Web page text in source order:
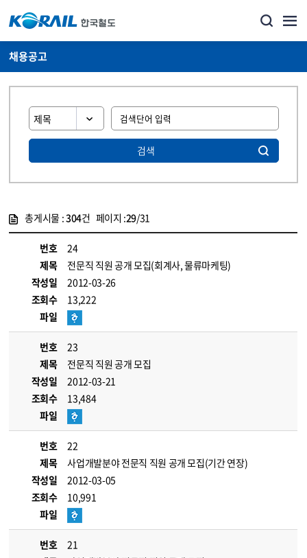
채용공고
검색
총게시물 :304건 페이지 :29/31
번호
24
제목
전문직 직원 공개 모집(회계사, 물류마케팅)
작성일
2012-03-26
조회수
13,222
파일
번호
23
제목
전문직 직원 공개 모집
작성일
2012-03-21
조회수
13,484
파일
번호
22
제목
사업개발분야 전문직 직원 공개 모집(기간 연장)
작성일
2012-03-05
조회수
10,991
파일
번호
21